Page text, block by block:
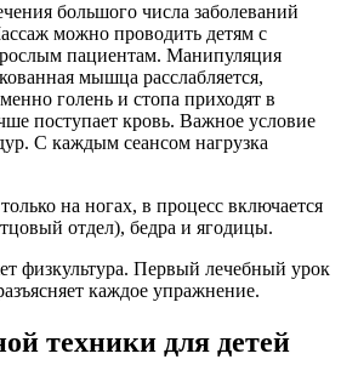
большого числа заболеваний
можно проводить детям с
пациентам. Манипуляция
мышца расслабляется,
голень и стопа приходят в
поступает кровь. Важное условие
С каждым сеансом нагрузка
на ногах, в процесс включается
отдел), бедра и ягодицы.
физкультура. Первый лечебный урок
каждое упражнение.
техники для детей